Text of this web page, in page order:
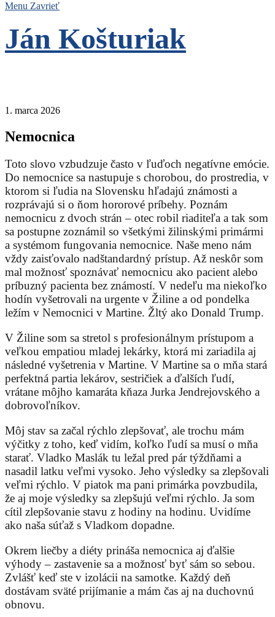
Menu Zavrieť
Ján Košturiak
1. marca 2026
Nemocnica
Toto slovo vzbudzuje často v ľuďoch negatívne emócie.
Do nemocnice sa nastupuje s chorobou, do prostredia, v
ktorom si ľudia na Slovensku hľadajú známosti a
rozprávajú si o ňom hororové príbehy. Poznám
nemocnicu z dvoch strán – otec robil riaditeľa a tak som
sa postupne zoznámil so všetkými žilinskými primármi
a systémom fungovania nemocnice. Naše meno nám
vždy zaisťovalo nadštandardný prístup. Až neskôr som
mal možnosť spoznávať nemocnicu ako pacient alebo
príbuzný pacienta bez známostí. V nedeľu ma niekoľko
hodín vyšetrovali na urgente v Žiline a od pondelka
ležím v Nemocnici v Martine. Žltý ako Donald Trump.
V Žiline som sa stretol s profesionálnym prístupom a
veľkou empatiou mladej lekárky, ktorá mi zariadila aj
následné vyšetrenia v Martine. V Martine sa o mňa stará
perfektná partia lekárov, sestričiek a ďalších ľudí,
vrátane môjho kamaráta kňaza Jurka Jendrejovského a
dobrovoľníkov.
Môj stav sa začal rýchlo zlepšovať, ale trochu mám
výčitky z toho, keď vidím, koľko ľudí sa musí o mňa
starať. Vladko Maslák tu ležal pred pár týždňami a
nasadil latku veľmi vysoko. Jeho výsledky sa zlepšovali
veľmi rýchlo. V piatok ma pani primárka povzbudila,
že aj moje výsledky sa zlepšujú veľmi rýchlo. Ja som
cítil zlepšovanie stavu z hodiny na hodinu. Uvidíme
ako naša súťaž s Vladkom dopadne.
Okrem liečby a diéty prináša nemocnica aj ďalšie
výhody – zastavenie sa a možnosť byť sám so sebou.
Zvlášť keď ste v izolácii na samotke. Každý deň
dostávam sväté prijímanie a mám čas aj na duchovnú
obnovu.